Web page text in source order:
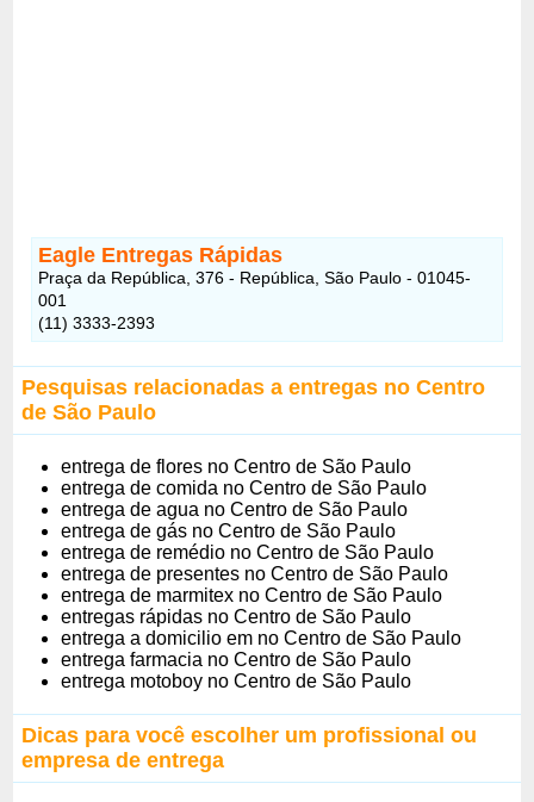
Eagle Entregas Rápidas
Praça da República, 376 - República, São Paulo - 01045-
001
(11) 3333-2393
Pesquisas relacionadas a entregas no Centro
de São Paulo
entrega de flores no Centro de São Paulo
entrega de comida no Centro de São Paulo
entrega de agua no Centro de São Paulo
entrega de gás no Centro de São Paulo
entrega de remédio no Centro de São Paulo
entrega de presentes no Centro de São Paulo
entrega de marmitex no Centro de São Paulo
entregas rápidas no Centro de São Paulo
entrega a domicilio em no Centro de São Paulo
entrega farmacia no Centro de São Paulo
entrega motoboy no Centro de São Paulo
Dicas para você escolher um profissional ou
empresa de entrega